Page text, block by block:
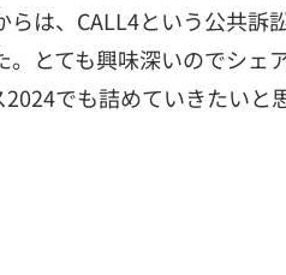
は、CALL4という公共訴
とても興味深いのでシェ
でも詰めていきたいと